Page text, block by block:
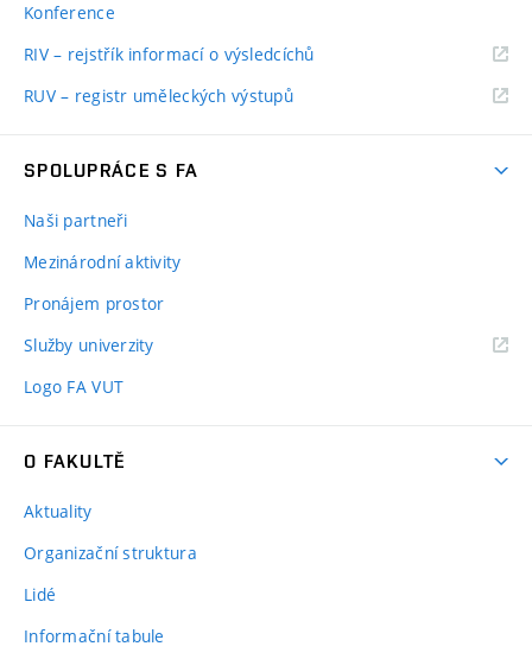
Konference
RIV – rejstřík informací o výsledcíchů
RUV – registr uměleckých výstupů
SPOLUPRÁCE S FA
Naši partneři
Mezinárodní aktivity
Pronájem prostor
Služby univerzity
Logo FA VUT
O FAKULTĚ
Aktuality
Organizační struktura
Lidé
Informační tabule